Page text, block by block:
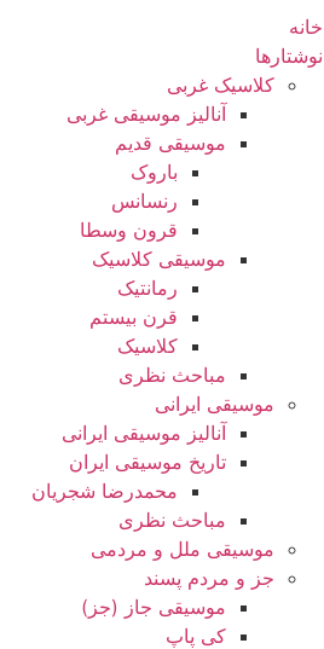
خانه
نوشتارها
کلاسیک غربی
آنالیز موسیقی غربی
موسیقی قدیم
باروک
رنسانس
قرون وسطا
موسیقی کلاسیک
رمانتیک
قرن بیستم
کلاسیک
مباحث نظری
موسیقی ایرانی
آنالیز موسیقی ایرانی
تاریخ موسیقی ایران
محمدرضا شجریان
مباحث نظری
موسیقی ملل و مردمی
جز و مردم پسند
موسیقی جاز (جز)
کی پاپ